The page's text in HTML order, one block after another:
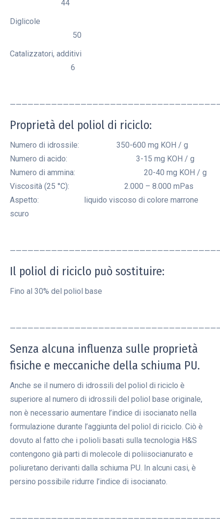
44
Diglicole
50
Catalizzatori, additivi
6
Proprietà del poliol di riciclo:
Numero di idrossile: 350-600 mg KOH / g
Numero di acido: 3-15 mg KOH / g
Numero di ammina: 20-40 mg KOH / g
Viscosità (25 °C): 2.000 – 8.000 mPas
Aspetto: liquido viscoso di colore marrone
scuro
Il poliol di riciclo può sostituire:
Fino al 30% del poliol base
Senza alcuna influenza sulle proprietà
fisiche e meccaniche della schiuma PU.
Anche se il numero di idrossili del poliol di riciclo è
superiore al numero di idrossili del poliol base originale,
non è necessario aumentare l’indice di isocianato nella
formulazione durante l’aggiunta del poliol di riciclo. Ciò è
dovuto al fatto che i polioli basati sulla tecnologia H&S
contengono già parti di molecole di poliisocianurato e
poliuretano derivanti dalla schiuma PU. In alcuni casi, è
persino possibile ridurre l’indice di isocianato.